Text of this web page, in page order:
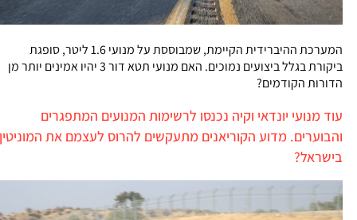
המערכת ההיברידית הקיימת, שמבוססת על מנועי 1.6 ליטר, סופגת
ביקורת בגלל ביצועים נמוכים. האם מנועי תטא דור 3 יהיו אמינים יותר מן
הדורות הקודמים?
עוד מנועי יונדאי וקיה נכנסו לרשימות המנועים המתפגרים
והבוערים. מדוע הקוריאנים מתעקשים להרוס לעצמם את המוניטין
בישראל?